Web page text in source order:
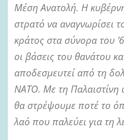
Μέση Ανατολή. Η
στρατό να αναγνωρίσει
κράτος στα σύνορα του
οι βάσεις του θανάτου
αποδεσμευτεί από τη
ΝΑΤΟ. Με τη Παλαιστίνη
θα στρέψουμε ποτέ το
λαό που παλεύει για τη